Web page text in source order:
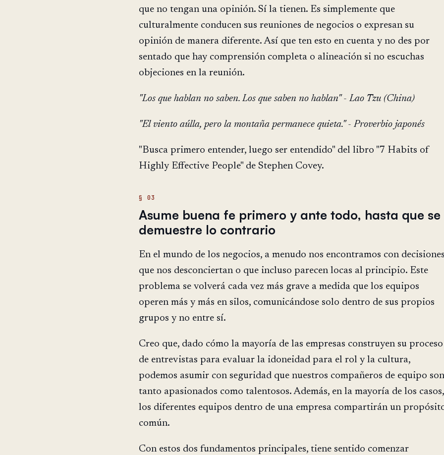
que no tengan una opinión. Sí la tienen. Es simplemente que
culturalmente conducen sus reuniones de negocios o expresan su
opinión de manera diferente. Así que ten esto en cuenta y no des por
sentado que hay comprensión completa o alineación si no escuchas
objeciones en la reunión.
"Los que hablan no saben. Los que saben no hablan" - Lao Tzu (China)
"El viento aúlla, pero la montaña permanece quieta." - Proverbio japonés
"Busca primero entender, luego ser entendido" del libro "7 Habits of
Highly Effective People" de Stephen Covey.
Asume buena fe primero y ante todo, hasta que se
demuestre lo contrario
En el mundo de los negocios, a menudo nos encontramos con
que nos desconciertan o que incluso parecen locas al principio. Este
problema se volverá cada vez más grave a medida que los equipos
operen más y más en silos, comunicándose solo dentro de sus propios
grupos y no entre sí.
Creo que, dado cómo la mayoría de las empresas construyen su proceso
de entrevistas para evaluar la idoneidad para el rol y la cultura,
podemos asumir con seguridad que nuestros compañeros de equipo son
tanto apasionados como talentosos. Además, en la mayoría de los casos,
los diferentes equipos dentro de una empresa compartirán un
común.
Con estos dos fundamentos principales, tiene sentido comenzar